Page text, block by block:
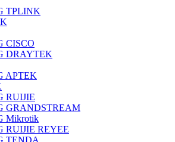
TPLINK
CISCO
DRAYTEK
APTEK
RUIJIE
GRANDSTREAM
Mikrotik
RUIJIE REYEE
TENDA